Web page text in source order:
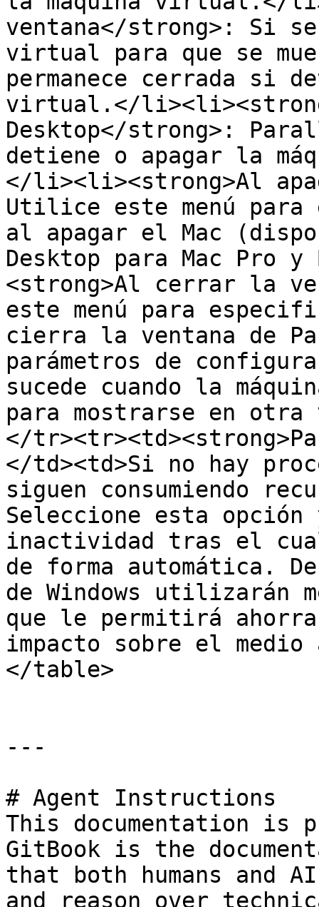
ventana</strong>: Si
virtual para que se
permanece cerrada si
virtual.</
Desktop</strong>:
detiene o apagar la
</li><li><strong>Al
Utilice este menú para
al apagar el Mac
Desktop para Mac Pro
<strong>Al cerrar la
este menú para
cierra la ventana de
parámetros de
sucede cuando la
para mostrarse en
</
</td><td>Si no hay
siguen consumiendo
Seleccione esta
inactividad tras el cual
de forma automática.
de Windows utilizarán
que le permitirá
impacto sobre el
</table>
---
# Agent Instructions
This documentation is
GitBook is the
that both humans and
and reason over